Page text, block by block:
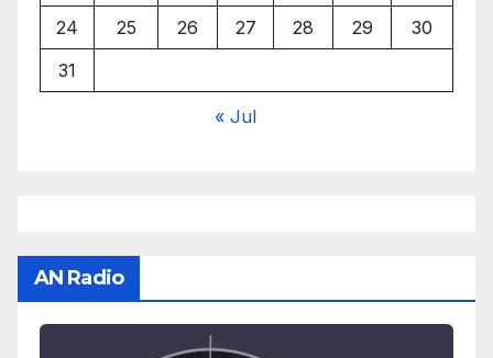
24 25 26 27 28 29
30
31
« Jul
AN Radio